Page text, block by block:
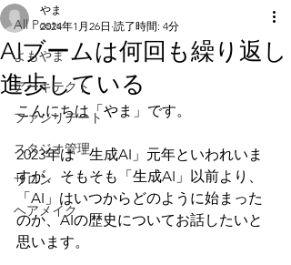
All Posts
よもやま
アーキテクト
ファシリテート
スタジオ管理
サロン
ヘアメイク
AIブームは何回も繰り返し
進歩している
やま
2024年1月26日 読了時間: 4分
こんにちは「やま」です。
2023年は「生成AI」元年といわれいま
すが、そもそも「生成AI」以前より、
「AI」はいつからどのように始まった
のか、AIの歴史についてお話したいと
思います。